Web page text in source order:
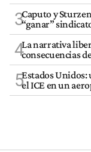
3Caputo y
“ganar”
4La narrativa
consecuencias
5Estados
el ICE en un